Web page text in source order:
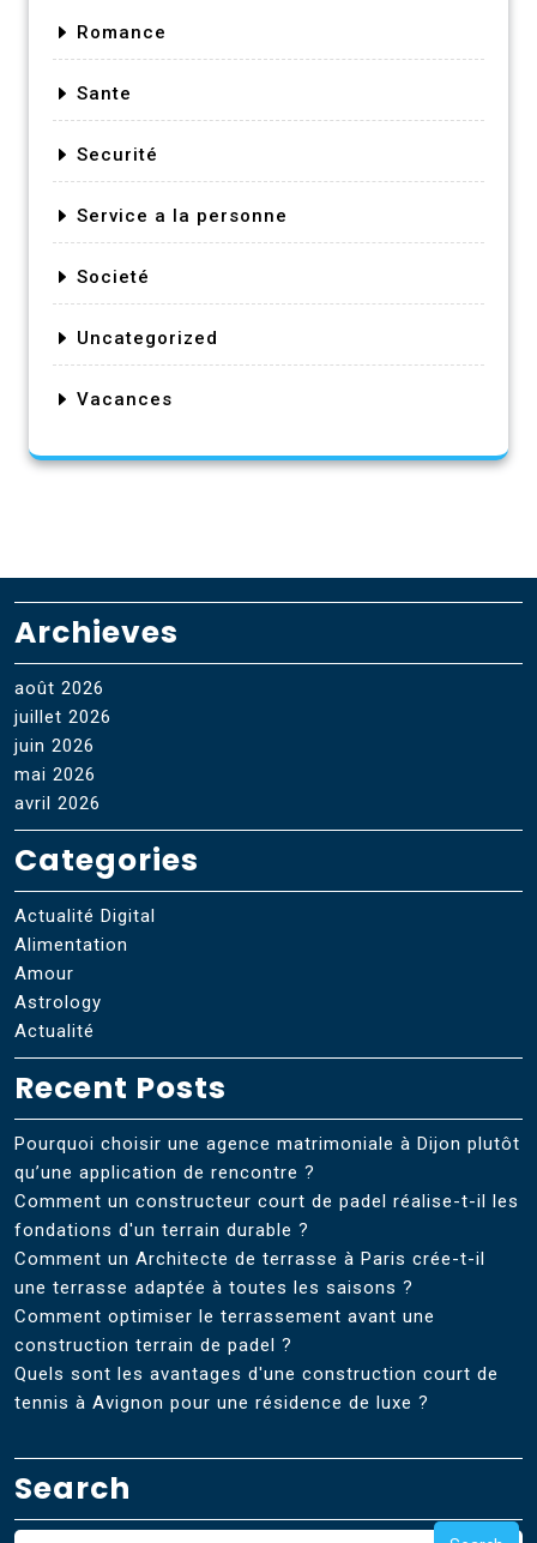
Romance
Sante
Securité
Service a la personne
Societé
Uncategorized
Vacances
Archieves
août 2026
juillet 2026
juin 2026
mai 2026
avril 2026
Categories
Actualité Digital
Alimentation
Amour
Astrology
Actualité
Recent Posts
Pourquoi choisir une agence matrimoniale à Dijon plutôt
qu’une application de rencontre ?
Comment un constructeur court de padel réalise-t-il les
fondations d'un terrain durable ?
Comment un Architecte de terrasse à Paris crée-t-il
une terrasse adaptée à toutes les saisons ?
Comment optimiser le terrassement avant une
construction terrain de padel ?
Quels sont les avantages d'une construction court de
tennis à Avignon pour une résidence de luxe ?
Search